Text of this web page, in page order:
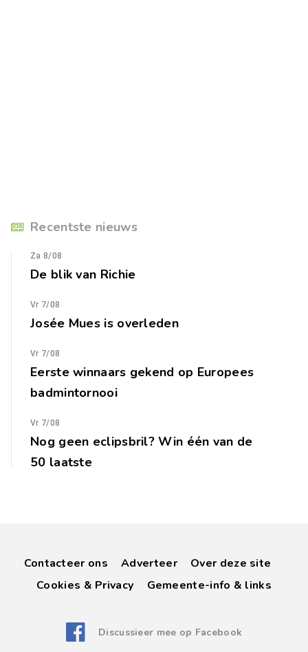
Recentste nieuws
Za 8/08
De blik van Richie
Vr 7/08
Josée Mues is overleden
Vr 7/08
Eerste winnaars gekend op Europees
badmintornooi
Vr 7/08
Nog geen eclipsbril? Win één van de
50 laatste
Contacteer ons Adverteer
Over deze site
Cookies & Privacy
Gemeente-info & links
Discussieer mee op Facebook